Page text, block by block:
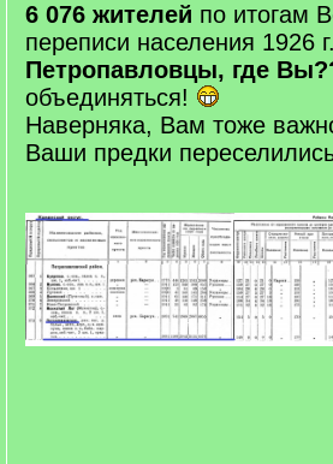
6 076 жителей по итогам
переписи населения 1926
Петропавловцы, где
объединяться!
Наверняка, Вам тоже
Ваши предки